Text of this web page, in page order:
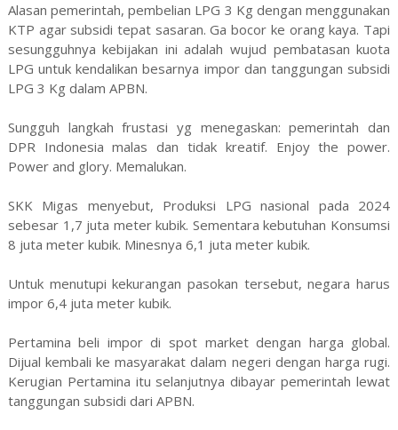
Alasan pemerintah, pembelian LPG 3 Kg dengan menggunakan
KTP agar subsidi tepat sasaran. Ga bocor ke orang kaya. Tapi
sesungguhnya kebijakan ini adalah wujud pembatasan kuota
LPG untuk kendalikan besarnya impor dan tanggungan subsidi
LPG 3 Kg dalam APBN.
Sungguh langkah frustasi yg menegaskan: pemerintah dan
DPR Indonesia malas dan tidak kreatif. Enjoy the power.
Power and glory. Memalukan.
SKK Migas menyebut, Produksi LPG nasional pada 2024
sebesar 1,7 juta meter kubik. Sementara kebutuhan Konsumsi
8 juta meter kubik. Minesnya 6,1 juta meter kubik.
Untuk menutupi kekurangan pasokan tersebut, negara harus
impor 6,4 juta meter kubik.
Pertamina beli impor di spot market dengan harga global.
Dijual kembali ke masyarakat dalam negeri dengan harga rugi.
Kerugian Pertamina itu selanjutnya dibayar pemerintah lewat
tanggungan subsidi dari APBN.